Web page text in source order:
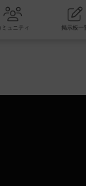
ム会 コミュニティ